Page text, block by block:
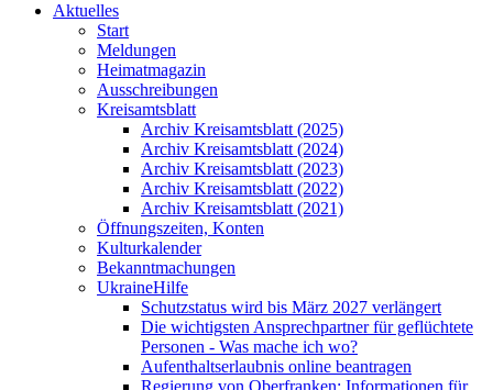
Aktuelles
Start
Meldungen
Heimatmagazin
Ausschreibungen
Kreisamtsblatt
Archiv Kreisamtsblatt (2025)
Archiv Kreisamtsblatt (2024)
Archiv Kreisamtsblatt (2023)
Archiv Kreisamtsblatt (2022)
Archiv Kreisamtsblatt (2021)
Öffnungszeiten, Konten
Kulturkalender
Bekanntmachungen
UkraineHilfe
Schutzstatus wird bis März 2027 verlängert
Die wichtigsten Ansprechpartner für geflüchtete
Personen - Was mache ich wo?
Aufenthaltserlaubnis online beantragen
Regierung von Oberfranken: Informationen für